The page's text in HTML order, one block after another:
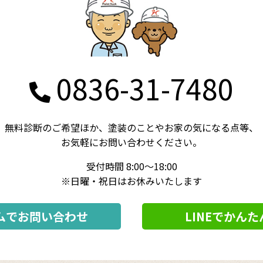
0836-31-7480
無料診断のご希望ほか、 塗装のことやお家の気になる点等、
お気軽にお問い合わせください。
受付時間 8:00～18:00
※日曜・祝日はお休みいたします
でお問い合わせ LINEでかんた